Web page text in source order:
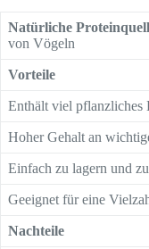
Natürliche
von Vögeln
Vorteile
Enthält viel pflanzliches
Hoher Gehalt an
Einfach zu lagern und
Geeignet für eine
Nachteile